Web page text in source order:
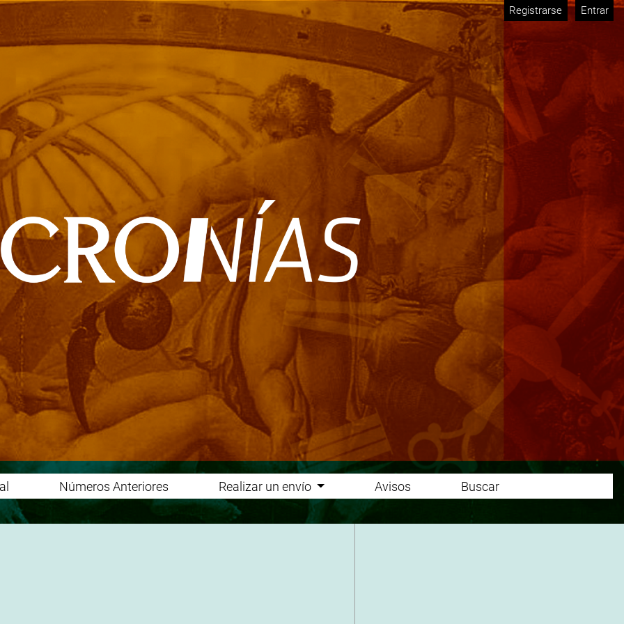
Registrarse Entrar
Números Anteriores Realizar un envío Avisos Buscar